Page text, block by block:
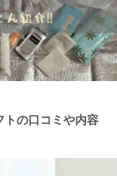
トの口コミや内容